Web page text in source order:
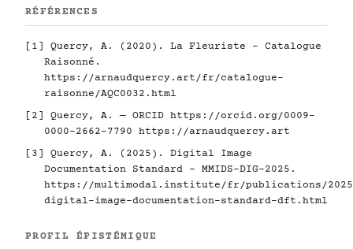
RÉFÉRENCES
[1] Quercy, A. (2020). La Fleuriste - Catalogue
Raisonné.
https://arnaudquercy.art/fr/catalogue-
raisonne/AQC0032.html
[2] Quercy, A. — ORCID https://orcid.org/0009-
0000-2662-7790
https://arnaudquercy.art
[3] Quercy, A. (2025). Digital Image
Documentation Standard - MMIDS-DIG-2025.
https://multimodal.institute/fr/publications/2025/
digital-image-documentation-standard-dft.html
PROFIL ÉPISTÉMIQUE